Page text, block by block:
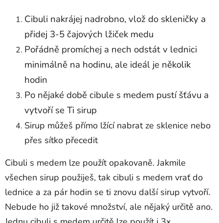
Cibuli nakrájej nadrobno, vlož do skleničky a
přidej 3-5 čajových lžiček medu
Pořádně promíchej a nech odstát v lednici
minimálně na hodinu, ale ideál je několik
hodin
Po nějaké době cibule s medem pustí šťávu a
vytvoří se Ti sirup
Sirup můžeš přímo lžící nabrat ze sklenice nebo
přes sítko přecedit
Cibuli s medem lze použít opakovaně. Jakmile
všechen sirup použiješ, tak cibuli s medem vrať do
lednice a za pár hodin se ti znovu další sirup vytvoří.
Nebude ho již takové množství, ale nějaký určitě ano.